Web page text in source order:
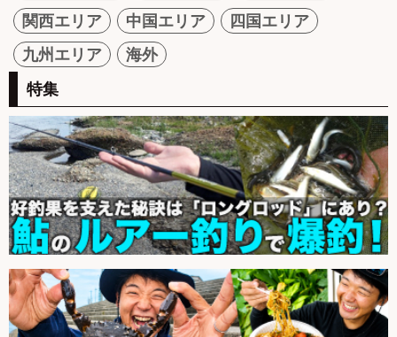
関西エリア
中国エリア
四国エリア
九州エリア
海外
特集